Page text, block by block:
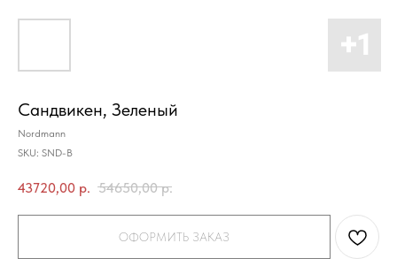
Сандвикен, Зеленый
Nordmann
SKU: SND-B
43720,00 р. 54650,00 р.
ОФОРМИТЬ ЗАКАЗ